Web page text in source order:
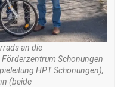
an die
Schonungen
HPT Schonungen),
(beide